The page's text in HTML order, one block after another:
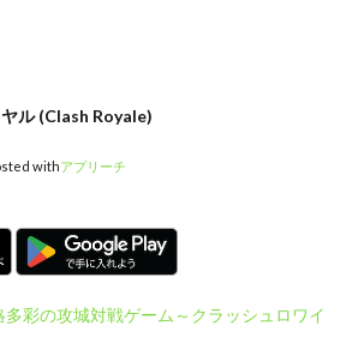
ル (Clash Royale)
withアプリーチ
多彩の攻城対戦ゲーム～クラッシュロワイ